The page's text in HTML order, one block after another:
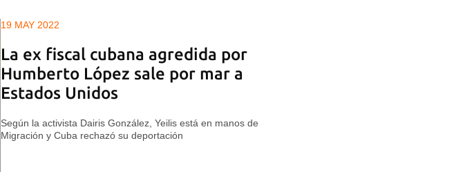
19 MAY 2022
La ex fiscal cubana agredida por
Humberto López sale por mar a
Estados Unidos
Según la activista Dairis González, Yeilis está en manos de
Migración y Cuba rechazó su deportación